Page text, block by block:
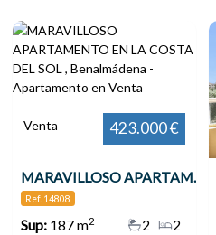
Venta 423.000 €
MARAVILLOSO APARTAMENTO EN LA COSTA DEL SOL , Benalmádena
Ref. 14808
Sup:187 m2 2
2